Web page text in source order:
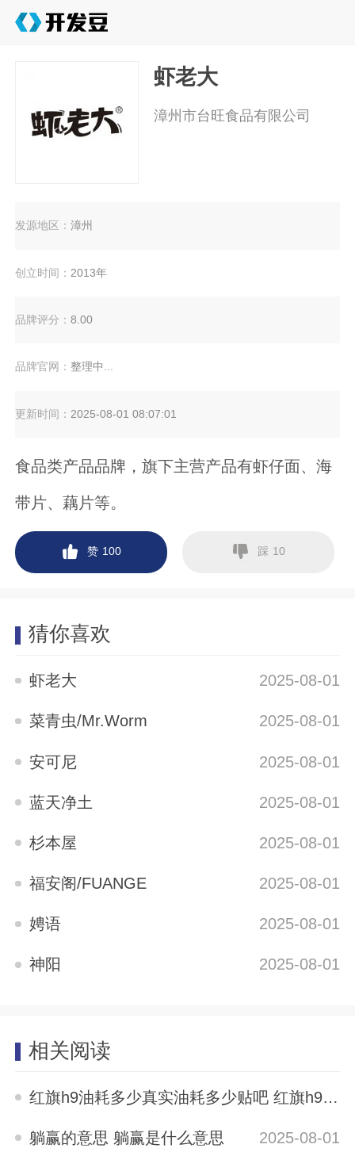
虾老大
漳州市台旺食品有限公司
发源地区：漳州
创立时间： 2013年
品牌评分：8.00
品牌官网：整理中...
更新时间： 2025-08-01 08:07:01
食品类产品品牌，旗下主营产品有虾仔面、海
带片、藕片等。
赞 100 踩 10
猜你喜欢
虾老大 2025-08-01
菜青虫/Mr.Worm 2025-08-01
安可尼 2025-08-01
蓝天净土 2025-08-01
杉本屋 2025-08-01
福安阁/FUANGE 2025-08-01
娉语 2025-08-01
神阳 2025-08-01
相关阅读
红旗h9油耗多少真实油耗多少贴吧 红旗h9油耗多少真实油耗多少
躺赢的意思 躺赢是什么意思 2025-08-01